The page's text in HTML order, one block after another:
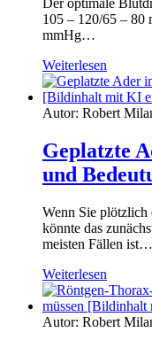
105 – 120/65 – 80
mmHg…
Weiterlesen
Autor: Robert
Geplatzte
und
Wenn Sie plötzlich
könnte das
meisten Fällen ist…
Weiterlesen
Autor: Robert